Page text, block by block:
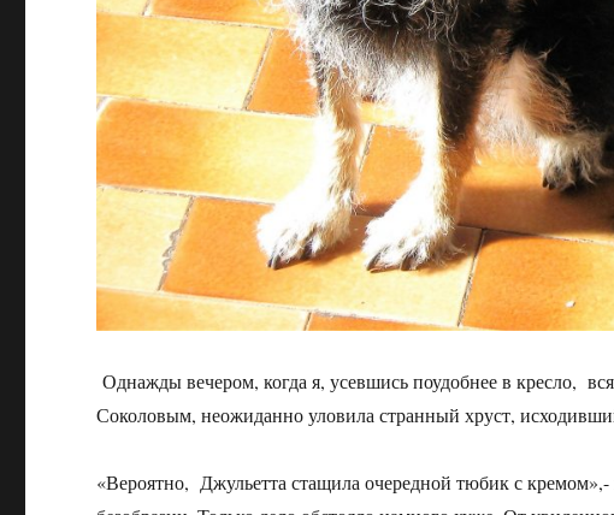
Однажды вечером, когда я, усевшись поудобнее в кресло,
Соколовым, неожиданно уловила странный хруст,
«Вероятно, Джульетта стащила очередной тюбик с кремом»,-